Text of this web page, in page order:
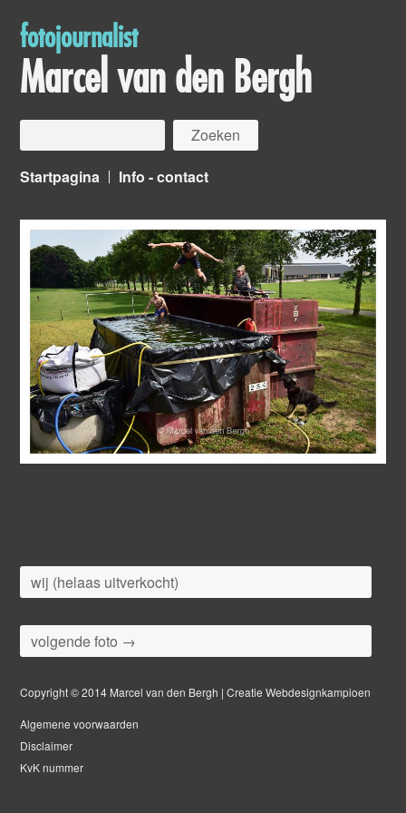
fotojournalist
Marcel van den Bergh
Startpagina Info - contact
wij (helaas uitverkocht)
volgende foto →
Copyright © 2014 Marcel van den Bergh | Creatie Webdesignkampioen
Algemene voorwaarden
Disclaimer
KvK nummer